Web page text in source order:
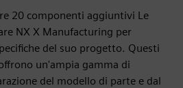
20 componenti aggiuntivi Le
NX X Manufacturing per
del suo progetto. Questi
un'ampia gamma di
del modello di parte e dal